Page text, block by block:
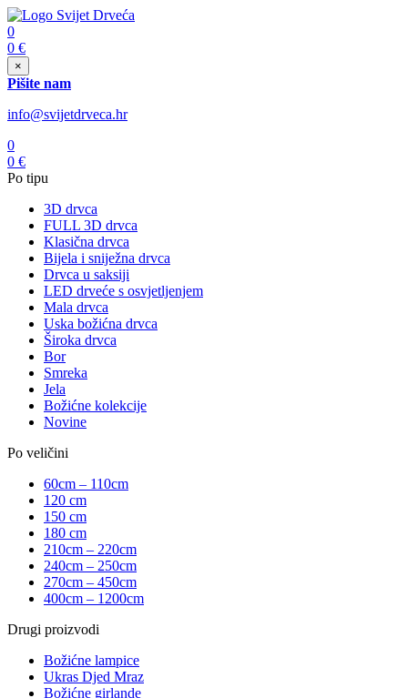
0
0 €
×
Pišite nam
info@svijetdrveca.hr
0
0 €
Po tipu
3D drvca
FULL 3D drvca
Klasična drvca
Bijela i sniježna drvca
Drvca u saksiji
LED drveće s osvjetljenjem
Mala drvca
Uska božićna drvca
Široka drvca
Bor
Smreka
Jela
Božićne kolekcije
Novine
Po veličini
60cm – 110cm
120 cm
150 cm
180 cm
210cm – 220cm
240cm – 250cm
270cm – 450cm
400cm – 1200cm
Drugi proizvodi
Božićne lampice
Ukras Djed Mraz
Božićne girlande